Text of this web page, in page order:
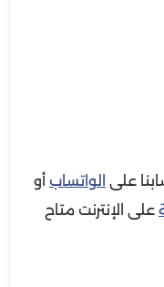
على الواتساب أو
على الإنترنت متاح